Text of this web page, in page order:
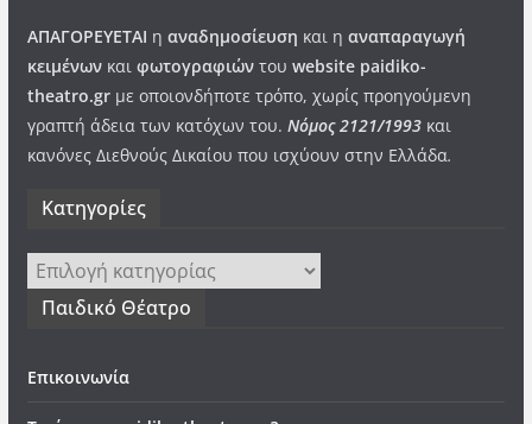
ΑΠΑΓΟΡΕΥΕΤΑΙ η αναδημοσίευση και η αναπαραγωγή
κειμένωνκαι φωτογραφιώντου website paidiko-
theatro.grμε οποιονδήποτε τρόπο, χωρίς προηγούμενη
γραπτή άδεια των κατόχων του. Νόμος 2121/1993και
κανόνες Διεθνούς Δικαίου που ισχύουν στην Ελλάδα.
Kατηγορίες
Kατηγορίες
Παιδικό Θέατρο
Επικοινωνία